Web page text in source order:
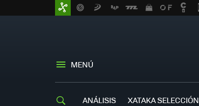
MENÚ
ANÁLISIS XATAKA SELECCIÓN